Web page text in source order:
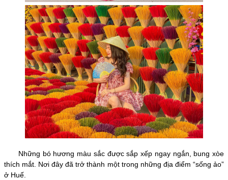
Những bó hương màu sắc được sắp xếp ngay ngắn, bung xòe
thích mắt. Nơi đây đã trở thành một trong những địa điểm “sống ảo”
ở Huế.